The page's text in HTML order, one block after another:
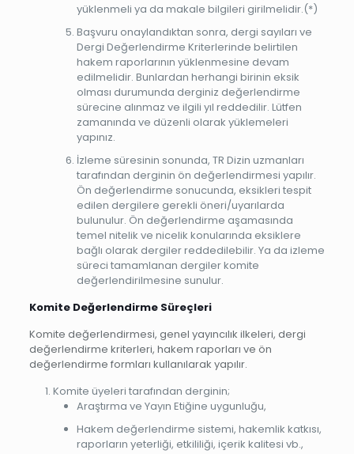
yüklenmeli ya da makale bilgileri girilmelidir.(*)
Başvuru onaylandıktan sonra, dergi sayıları ve
Dergi Değerlendirme Kriterlerinde belirtilen
hakem raporlarının yüklenmesine devam
edilmelidir. Bunlardan herhangi birinin eksik
olması durumunda derginiz değerlendirme
sürecine alınmaz ve ilgili yıl reddedilir. Lütfen
zamanında ve düzenli olarak yüklemeleri
yapınız.
İzleme süresinin sonunda, TR Dizin uzmanları
tarafından derginin ön değerlendirmesi yapılır.
Ön değerlendirme sonucunda, eksikleri tespit
edilen dergilere gerekli öneri/uyarılarda
bulunulur. Ön değerlendirme aşamasında
temel nitelik ve nicelik konularında eksiklere
bağlı olarak dergiler reddedilebilir. Ya da izleme
süreci tamamlanan dergiler komite
değerlendirilmesine sunulur.
Komite Değerlendirme Süreçleri
Komite değerlendirmesi, genel yayıncılık ilkeleri, dergi
değerlendirme kriterleri, hakem raporları ve ön
değerlendirme formları kullanılarak yapılır.
Komite üyeleri tarafından derginin;
Araştırma ve Yayın Etiğine uygunluğu,
Hakem değerlendirme sistemi, hakemlik katkısı,
raporların yeterliği, etkililiği, içerik kalitesi vb.,